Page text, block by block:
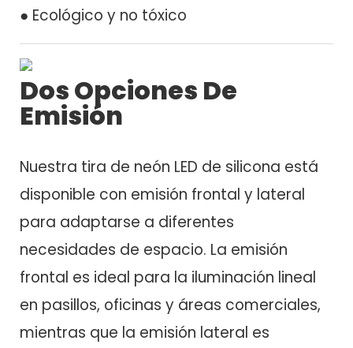
● Ecológico y no tóxico
Dos Opciones De
Emisión
Nuestra tira de neón LED de silicona está
disponible con emisión frontal y lateral
para adaptarse a diferentes
necesidades de espacio. La emisión
frontal es ideal para la iluminación lineal
en pasillos, oficinas y áreas comerciales,
mientras que la emisión lateral es